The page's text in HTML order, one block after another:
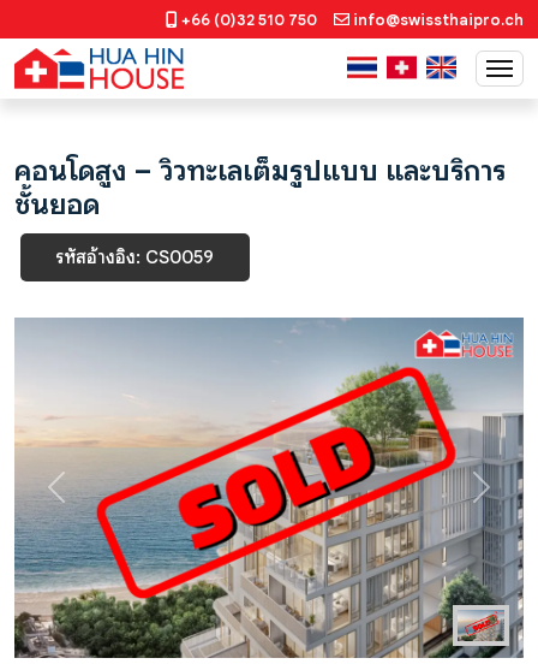
+66 (0)32 510 750 info@swissthaipro.ch
คอนโดสูง – วิวทะเลเต็มรูปแบบ และบริการ
ชั้นยอด
รหัสอ้างอิง: CS0059
Previous Next